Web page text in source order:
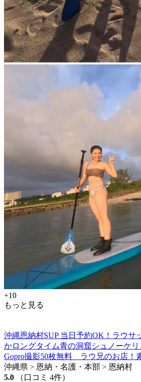
+10
もっと見る
沖縄恩納村SUP 当日予約OK！ラウサ
かロングタイム青の洞窟シュノーケリ
Gopro撮影50枚無料 ラウ兄のお店！
沖縄県 > 恩納・名護・本部 > 恩納村
5.0
（口コミ 4件）